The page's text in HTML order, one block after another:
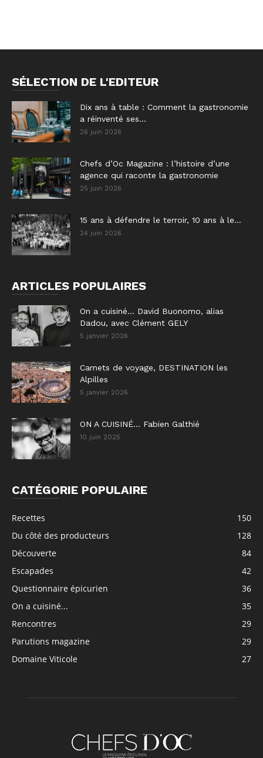
SÉLECTION DE L'EDITEUR
Dix ans à table : Comment la gastronomie
a réinventé ses...
26 juin 2026
Chefs d’Oc Magazine : l’histoire d’une
agence qui raconte la gastronomie
25 juin 2026
15 ans à défendre le terroir, 10 ans à le...
24 juin 2026
ARTICLES POPULAIRES
On a cuisiné… David Buonomo, alias
Dadou, avec Clément GELY
5 janvier 2026
Carnets de voyage, DESTINATION les
Alpilles
5 janvier 2026
ON A CUISINÉ… Fabien Galthié
10 juin 2025
CATÉGORIE POPULAIRE
Recettes
150
Du côté des producteurs
128
Découverte
84
Escapades
42
Questionnaire épicurien
36
On a cuisiné...
35
Rencontres
29
Parutions magazine
29
Domaine Viticole
27